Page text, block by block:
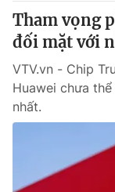
Emagazine
Photo
Video
VTV Money
Tham vọng
đối mặt với
VTV.vn - Chip
Huawei chưa
nhất.